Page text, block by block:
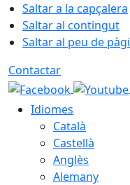
Saltar a la capçalera
Saltar al contingut
Saltar al peu de
Contactar
Idiomes
Català
Castellà
Anglès
Alemany